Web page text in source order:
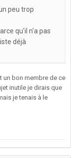
peu trop
qu'il n'a pas
déjà
un bon membre de ce
inutile je dirais que
je tenais à le